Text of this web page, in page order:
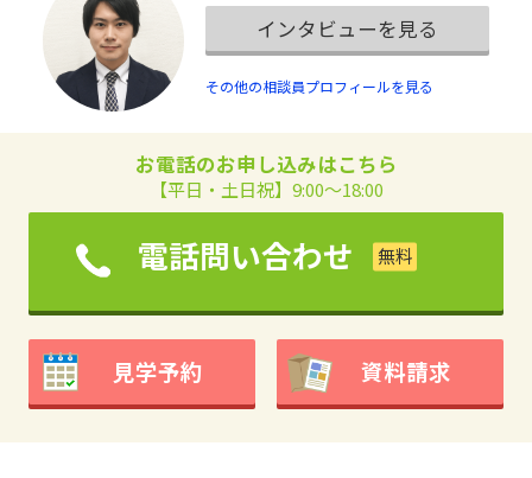
インタビューを見る
その他の相談員プロフィールを見る
お電話のお申し込みはこちら
【平日・土日祝】9:00～18:00
電話問い合わせ
見学予約 資料請求